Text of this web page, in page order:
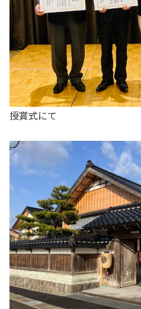
授賞式にて